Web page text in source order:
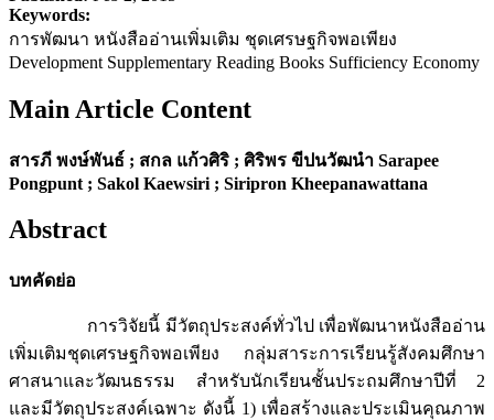
Keywords:
การพัฒนา หนังสืออ่านเพิ่มเติม ชุดเศรษฐกิจพอเพียง
Development Supplementary Reading Books Sufficiency Economy
Main Article Content
สารภี พงษ์พันธ์ ; สกล แก้วศิริ ; ศิริพร ขีปนวัฒนำ Sarapee
Pongpunt ; Sakol Kaewsiri ; Siripron Kheepanawattana
Abstract
บทคัดย่อ
การวิจัยนี้ มีวัตถุประสงค์ทั่วไป เพื่อพัฒนาหนังสืออ่าน
เพิ่มเติมชุดเศรษฐกิจพอเพียง กลุ่มสาระการเรียนรู้สังคมศึกษา
ศาสนาและวัฒนธรรม สำหรับนักเรียนชั้นประถมศึกษาปีที่ 2
และมีวัตถุประสงค์เฉพาะ ดังนี้ 1) เพื่อสร้างและประเมินคุณภาพ